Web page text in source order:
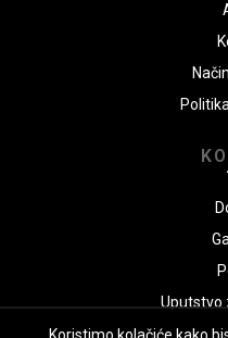
Uputstvo